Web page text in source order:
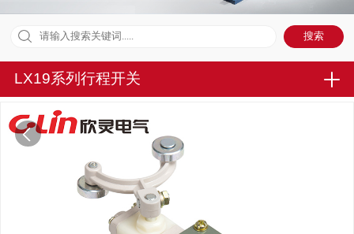
LX19系列行程开关